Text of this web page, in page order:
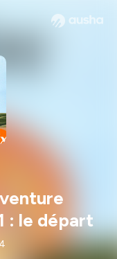
: le départ